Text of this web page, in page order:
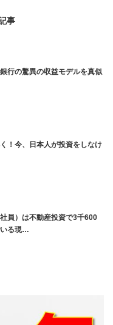
事
行の驚異の収益モデルを真似
！今、日本人が投資をしなけ
員）は不動産投資で3千600
いる現…